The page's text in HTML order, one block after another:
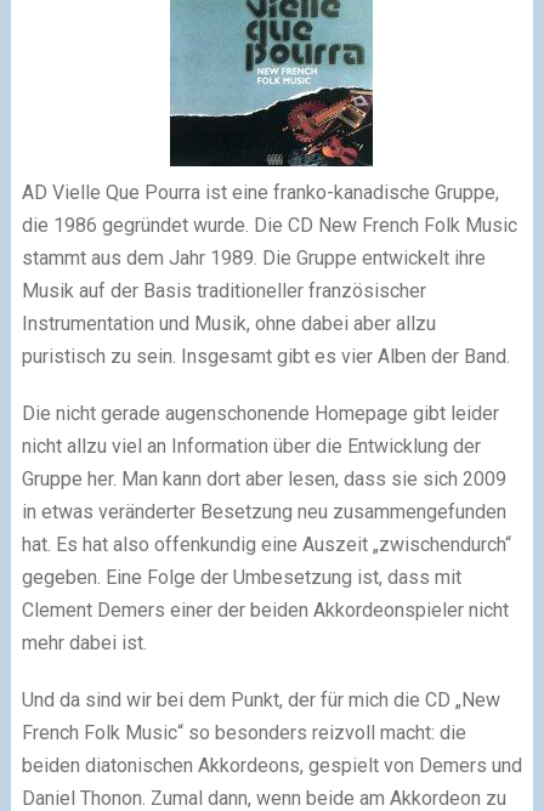
AD Vielle Que Pourra ist eine franko-kanadische Gruppe,
die 1986 gegründet wurde. Die CD New French Folk Music
stammt aus dem Jahr 1989. Die Gruppe entwickelt ihre
Musik auf der Basis traditioneller französischer
Instrumentation und Musik, ohne dabei aber allzu
puristisch zu sein. Insgesamt gibt es vier Alben der Band.
Die nicht gerade augenschonende Homepage gibt leider
nicht allzu viel an Information über die Entwicklung der
Gruppe her. Man kann dort aber lesen, dass sie sich 2009
in etwas veränderter Besetzung neu zusammengefunden
hat. Es hat also offenkundig eine Auszeit „zwischendurch“
gegeben. Eine Folge der Umbesetzung ist, dass mit
Clement Demers einer der beiden Akkordeonspieler nicht
mehr dabei ist.
Und da sind wir bei dem Punkt, der für mich die CD „New
French Folk Music“ so besonders reizvoll macht: die
beiden diatonischen Akkordeons, gespielt von Demers und
Daniel Thonon. Zumal dann, wenn beide am Akkordeon zu